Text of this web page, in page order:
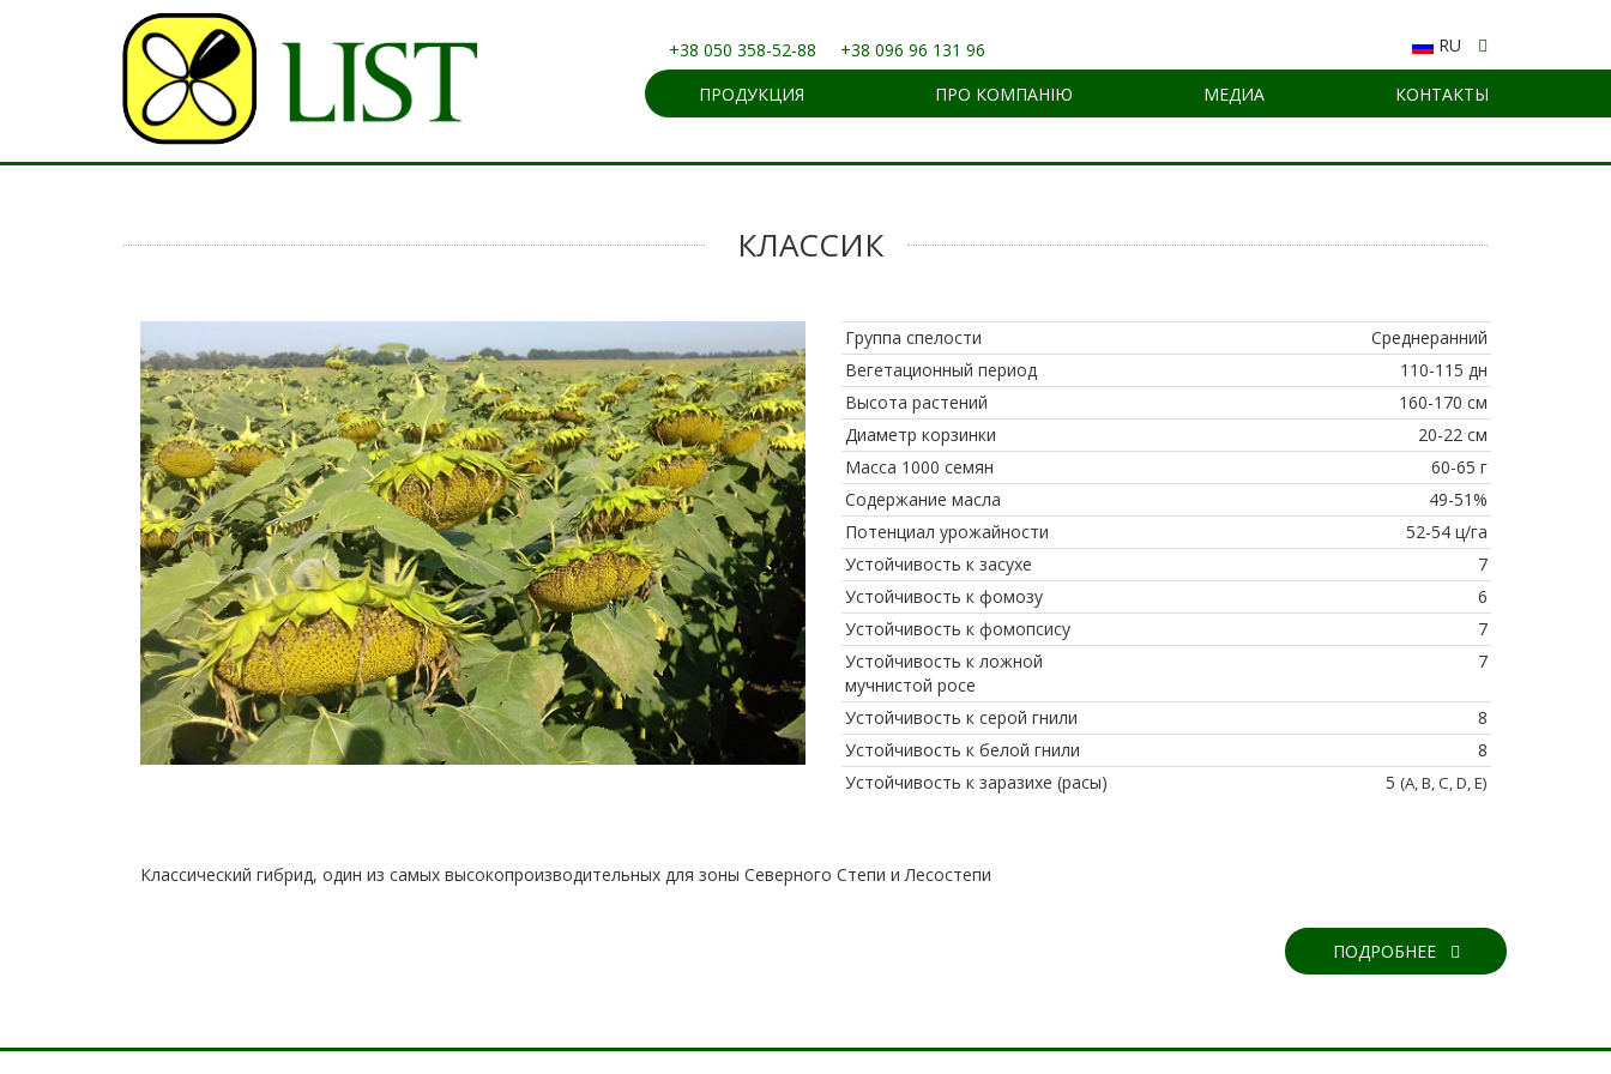
RU
+38 050 358-52-88
+38 096 96 131 96
ПРОДУКЦИЯ
ПРО КОМПАНІЮ МЕДИА КОНТАКТЫ
КЛАССИК
Группа спелости
Среднеранний
Вегетационный период
110-115 дн
Высота растений
160-170 см
Диаметр корзинки
20-22 см
Масса 1000 семян
60-65 г
Содержание масла
49-51%
Потенциал урожайности
52-54 ц/га
Устойчивость к засухе
7
Устойчивость к фомозу
6
Устойчивость к фомопсису
7
Устойчивость к ложной
мучнистой росе
7
Устойчивость к серой гнили
8
Устойчивость к белой гнили
8
Устойчивость к заразихе (расы)
5 (A, B, C, D, Е)
Классический гибрид, один из самых высокопроизводительных для зоны Северного Степи и Лесостепи
ПОДРОБНЕЕ